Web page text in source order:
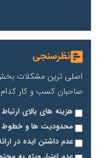
نظرسنجی
اصلی ترین مشکلات بخش
صاحبان کسب و کار
هزینه های بالای
محدودیت ها و خطوط
عدم داشتن ایده در